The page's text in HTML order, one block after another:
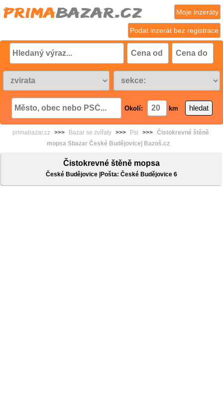
Podat inzerát bez registrace
Moje inzeráty
Okolí: km
primabazar.cz >>> Bazar se zvířaty >>> Psi >>> Čistokrevné štěně
mopsa Sbazar České Budějovice| Bazoš.cz
Čistokrevné štěně mopsa
České Budějovice |Pošta: České Budějovice 6